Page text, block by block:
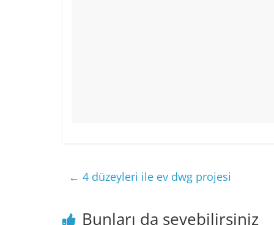
← 4 düzeyleri ile ev dwg projesi
Bunları da sevebilirsiniz